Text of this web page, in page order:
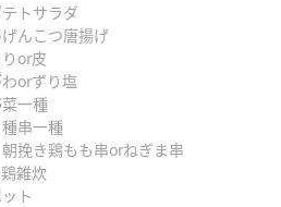
トサラダ
んこつ唐揚げ
or皮
orずり塩
一種
串一種
挽き鶏もも串orねぎま串
雑炊
ト